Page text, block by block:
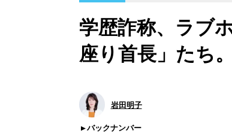
学歴詐称、ラブ
座り首長」たち
岩田明子
バックナンバー